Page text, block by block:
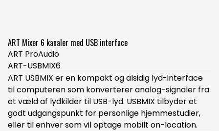
ART Mixer 6 kanaler med USB interface
ART ProAudio
ART-USBMIX6
ART USBMIX er en kompakt og alsidig lyd-interface
til computeren som konverterer analog-signaler fra
et væld af lydkilder til USB-lyd. USBMIX tilbyder et
godt udgangspunkt for personlige hjemmestudier,
eller til enhver som vil optage mobilt on-location.